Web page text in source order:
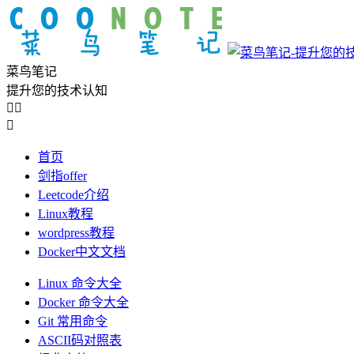
菜鸟笔记
提升您的技术认知
 

首页
剑指offer
Leetcode介绍
Linux教程
wordpress教程
Docker中文文档
Linux 命令大全
Docker 命令大全
Git 常用命令
ASCII码对照表